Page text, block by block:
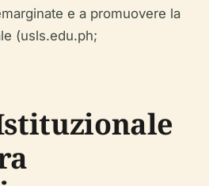
e a promuovere la
(usls.edu.ph;